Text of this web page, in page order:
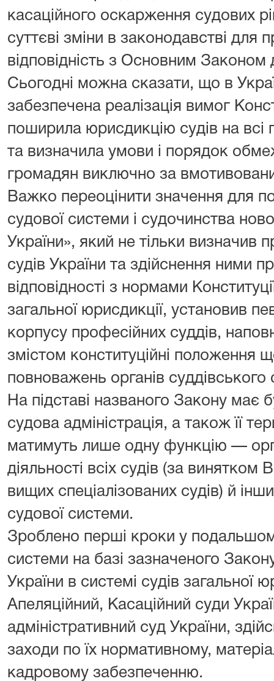
касаційного оскарження судових
суттєві зміни в законодавстві для
відповідність з Основним
Сьогодні можна сказати, що в
забезпечена реалізація вимог
поширила юрисдикцію судів на всі
та визначила умови і порядок
громадян виключно за
Важко переоцінити значення для
судової системи і судочинства
України», який не тільки визначив
судів України та здійснення ними
відповідності з нормами
загальної юрисдикції, установив
корпусу професійних суддів,
змістом конституційні положення
повноважень органів
На підставі названого Закону має
судова адміністрація, а також її
матимуть лише одну функцію —
діяльності всіх судів (за винятком
вищих спеціалізованих судів) й
судової системи.
Зроблено перші кроки у
системи на базі зазначеного
України в системі судів загальної
Апеляційний, Касаційний суди
адміністративний суд України,
заходи по їх нормативному,
кадровому забезпеченню.